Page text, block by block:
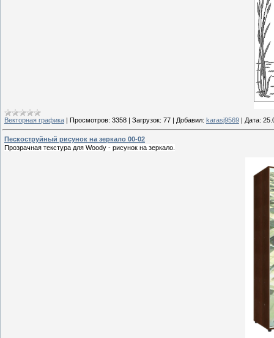
Векторная графика Просмотров: 3358 Загрузок: 77 Добавил: karasj9569 Дата:
Пескоструйный рисунок на зеркало 00-02
Прозрачная текстура для Woody - рисунок на зеркало.